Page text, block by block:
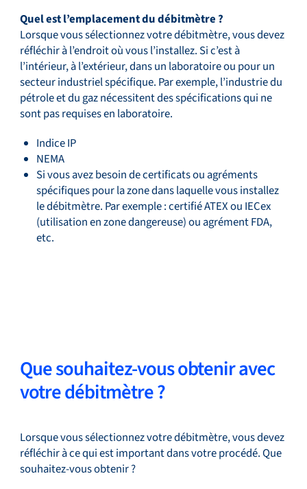
Quel est l’emplacement du débitmètre ?
Lorsque vous sélectionnez votre débitmètre, vous devez
réfléchir à l’endroit où vous l’installez. Si c’est à
l’intérieur, à l’extérieur, dans un laboratoire ou pour un
secteur industriel spécifique. Par exemple, l’industrie du
pétrole et du gaz nécessitent des spécifications qui ne
sont pas requises en laboratoire.
Indice IP
NEMA
Si vous avez besoin de certificats ou agréments
spécifiques pour la zone dans laquelle vous installez
le débitmètre. Par exemple : certifié ATEX ou IECex
(utilisation en zone dangereuse) ou agrément FDA,
etc.
Que souhaitez-vous obtenir avec
votre débitmètre ?
Lorsque vous sélectionnez votre débitmètre, vous devez
réfléchir à ce qui est important dans votre procédé. Que
souhaitez-vous obtenir ?